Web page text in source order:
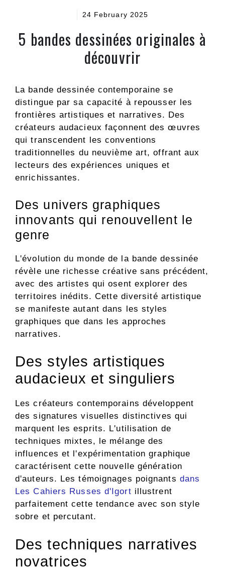
24 February 2025
5 bandes dessinées originales à
découvrir
La bande dessinée contemporaine se
distingue par sa capacité à repousser les
frontières artistiques et narratives. Des
créateurs audacieux façonnent des œuvres
qui transcendent les conventions
traditionnelles du neuvième art, offrant aux
lecteurs des expériences uniques et
enrichissantes.
Des univers graphiques
innovants qui renouvellent le
genre
L'évolution du monde de la bande dessinée
révèle une richesse créative sans précédent,
avec des artistes qui osent explorer des
territoires inédits. Cette diversité artistique
se manifeste autant dans les styles
graphiques que dans les approches
narratives.
Des styles artistiques
audacieux et singuliers
Les créateurs contemporains développent
des signatures visuelles distinctives qui
marquent les esprits. L'utilisation de
techniques mixtes, le mélange des
influences et l'expérimentation graphique
caractérisent cette nouvelle génération
d'auteurs. Les témoignages poignants dans
Les Cahiers Russes d'Igort illustrent
parfaitement cette tendance avec son style
sobre et percutant.
Des techniques narratives
novatrices